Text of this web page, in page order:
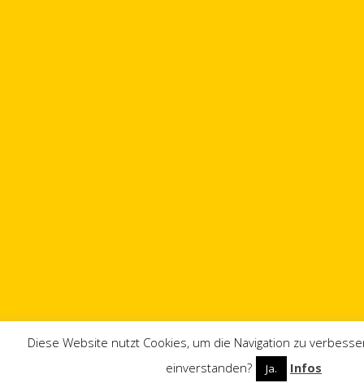
Diese Website nutzt Cookies, um die Navigation zu
einverstanden?
Ja. Infos